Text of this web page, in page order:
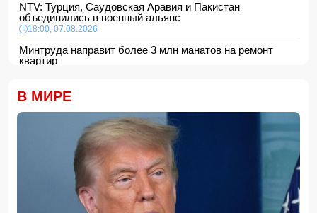
NTV: Турция, Саудовская Аравия и Пакистан
объединились в военный альянс
18:00, 07.08.2026
Минтруда направит более 3 млн манатов на ремонт
квартир
Сформирована структура Совета по медиа и вещанию
Пожар в историческом здании в Баку потушен
16:16, 07.08.2026
В Испании ликвидировали перевозившую мигрантов
группировку
16:00, 07.08.2026
Сообщается об ухудшении состояния здоровья
В МИРЕ